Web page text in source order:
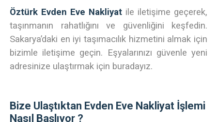
Öztürk Evden Eve Nakliyat ile iletişime geçerek,
taşınmanın rahatlığını ve güvenliğini keşfedin.
Sakarya’daki en iyi taşımacılık hizmetini almak için
bizimle iletişime geçin. Eşyalarınızı güvenle yeni
adresinize ulaştırmak için buradayız.
Bize Ulaştıktan Evden Eve Nakliyat İşlemi
Nasıl Başlıyor ?